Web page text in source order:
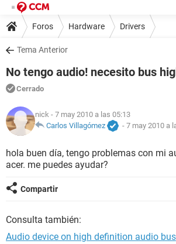
Foros Hardware Drivers
Tema Anterior
No tengo audio! necesito bus
Cerrado
nick - 7 may 2010 a las 05:13
Carlos Villagómez
- 7 may 2010 a
hola buen día, tengo problemas con mi
acer. me puedes ayudar?
Compartir
Consulta también:
Audio device on high definition audio bus